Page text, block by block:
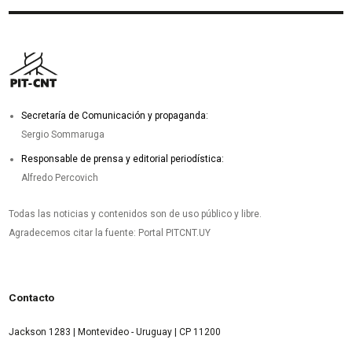
Secretaría de Comunicación y propaganda:
Sergio Sommaruga
Responsable de prensa y editorial periodística:
Alfredo Percovich
Todas las noticias y contenidos son de uso público y libre.
Agradecemos citar la fuente: Portal PITCNT.UY
Contacto
Jackson 1283 | Montevideo - Uruguay | CP 11200